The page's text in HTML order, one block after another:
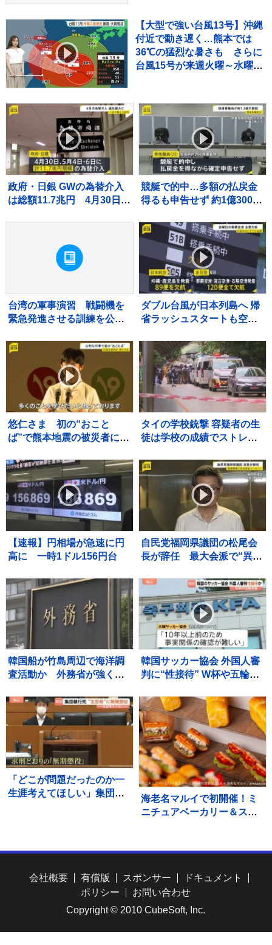
【大型で強い台風13号】沖縄
付近で動き遅く…熊本では
36℃の猛烈な暑さも さらに
台風15号が来週火曜～水曜ご
政府・日銀 GWの為替介入
は総額11.7兆円 4月30日は
競艇で的中…多額の払戻金
得るも申告せず 約1億3000
戒免職 過去には納税者から
約1億5000万円受け取り
台湾の軍事演習 戦闘機を
緊急発進させる訓練を公
ダブル台風が日本列島へ 帰
省ラッシュスタートも空の
「持病の薬」「血圧測定
器」を避難所に持ち込む高
齢者も 週明け15号も本州
へ【news23】
悠仁さま 初の“おこと
ば”で熊本地震の被災者にお
霊碑に供花
タイの学校銃撃 容疑者の生
徒は学校の成績でストレス
軽傷
【速報】円相場が急速に円
高に 一時1ドル156円台
自民党福岡県議団の松尾会
長が辞任 最大会派で“異
の直後に政治資金パーティ
ー
韓国船が竹島周辺で海洋調
査活動か 外務省が強く抗
れられない」
韓国サッカー協会 外国人審
判に“性接待” W杯や五輪の
で10人余に対し JNN報告書
入手
「どこが問題だったのか一
生涯考えてほしい」集団暴
海老名マルイで初開催！ミ
ニチュアベーカリー＆スイ
会社概要 有償版 スポンサー
ドキュメント
ポリシー
お問い合わせ
Copyright © 2010 CubeSoft, Inc.